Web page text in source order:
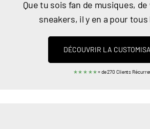
Que tu sois fan de musiques,
sneakers, il y en a pour
DÉCOUVRIR LA
★★★★★+ de 270 Clients